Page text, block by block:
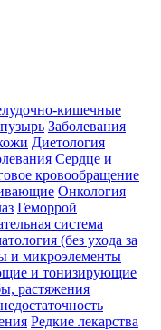
кишечные
Заболевания
Диетология
Сердце и
кровообращение
Онкология
Геморрой
система
(без ухода за
и микроэлементы
и тонизирующие
растяжения
Редкие лекарства